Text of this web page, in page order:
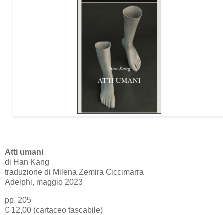
Atti umani
di Han Kang
traduzione di Milena Zemira Ciccimarra
Adelphi, maggio 2023
pp. 205
€ 12,00 (cartaceo tascabile)